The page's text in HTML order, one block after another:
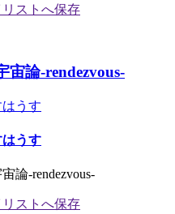
宙論-rendezvous-
うす
うす
論-rendezvous-